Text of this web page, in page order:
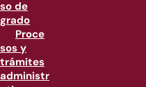
so de
grado
Proce
sos y
trámites
administr